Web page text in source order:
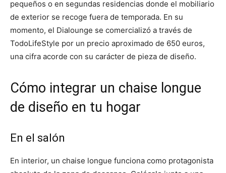
pequeños o en segundas residencias donde el mobiliario
de exterior se recoge fuera de temporada. En su
momento, el Dialounge se comercializó a través de
TodoLifeStyle por un precio aproximado de 650 euros,
una cifra acorde con su carácter de pieza de diseño.
Cómo integrar un chaise longue
de diseño en tu hogar
En el salón
En interior, un chaise longue funciona como protagonista